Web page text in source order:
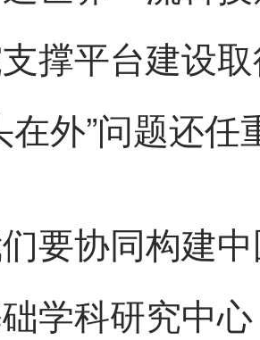
撑平台建设
在外”问题还任
协同构建中
学科研究中